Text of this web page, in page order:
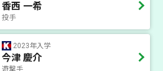
香西 一希
投手
2023年入学
今津 慶介
遊撃手